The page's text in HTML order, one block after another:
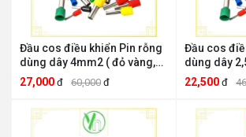
Đầu cos điều khiển Pin rỗng
dùng dây 4mm2 ( đỏ vàng,
xanh) TE4012 CHINA TE4012
27,000 đ 60,000 đ
Đầu cos
dùng dây
vàng, xanh)
TE 2510
22,500 đ